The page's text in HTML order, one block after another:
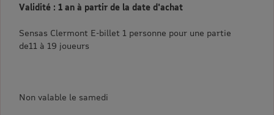
Validité : 1 an à partir de la date d'achat
Sensas Clermont E-billet 1 personne pour une partie
de11 à 19 joueurs
Non valable le samedi